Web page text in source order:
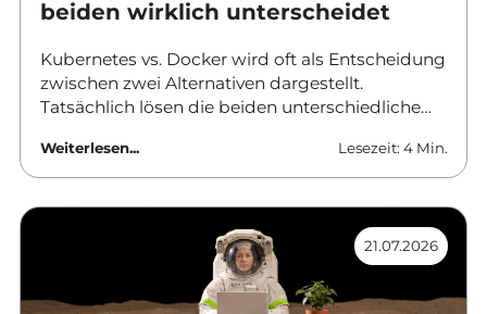
beiden wirklich unterscheidet
Kubernetes vs. Docker wird oft als Entscheidung
zwischen zwei Alternativen dargestellt.
Tatsächlich lösen die beiden unterschiedliche
gemeinsam eingesetzt. Dieser Beitrag ordnet
ein, was Docker leistet, wo Kubernetes ansetzt
und ab wann sich der Aufwand einer
vollwertigen Orchestrierung überhaupt rechnet.
Weiterlesen... Lesezeit: 4 Min.
21.07.2026